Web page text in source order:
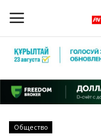
Главная
Общество